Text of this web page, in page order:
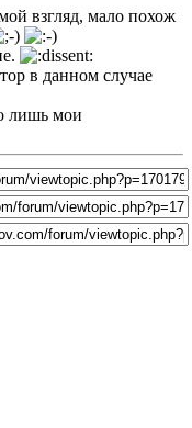
взгляд, мало похож
в данном случае
лишь мои